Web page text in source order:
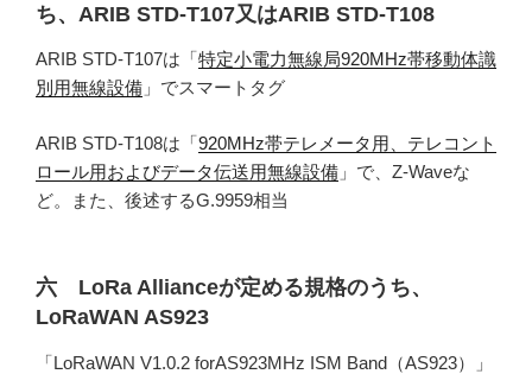
ち、ARIB STD-T107又はARIB STD-T108
ARIB STD-T107は「特定小電力無線局920MHz帯移動体識
別用無線設備 」でスマートタグ
ARIB STD-T108は「920MHz帯テレメータ用、テレコント
ロール用およびデータ伝送用無線設備 」で、Z-Waveな
ど。また、後述するG.9959相当
六 LoRa Allianceが定める規格のうち、
LoRaWAN AS923
「LoRaWAN V1.0.2 forAS923MHz ISM Band（AS923）」